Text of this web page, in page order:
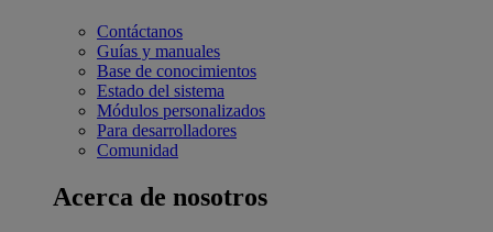
Contáctanos
Guías y manuales
Base de conocimientos
Estado del sistema
Módulos personalizados
Para desarrolladores
Comunidad
Acerca de nosotros